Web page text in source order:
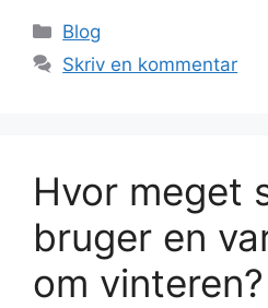
Blog
Skriv en kommentar
Hvor meget
bruger en
om vinteren?